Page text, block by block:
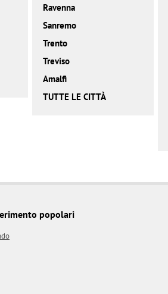
Ravenna
Sanremo
Trento
Treviso
Amalfi
TUTTE LE CITTÀ
popolari